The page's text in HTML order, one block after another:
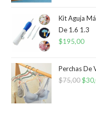
Kit Aguja
De 1.6 1.3
$195,00
Perchas De
$75,00El
$